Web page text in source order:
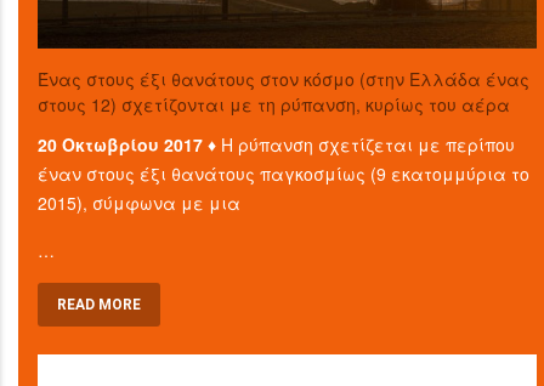
Ένας στους έξι θανάτους στον κόσμο (στην Ελλάδα ένας
στους 12) σχετίζονται με τη ρύπανση, κυρίως του αέρα
20 Οκτωβρίου 2017 ♦ Η ρύπανση σχετίζεται με περίπου
έναν στους έξι θανάτους παγκοσμίως (9 εκατομμύρια το
2015), σύμφωνα με μια
…
READ MORE